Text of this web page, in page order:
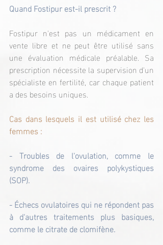
Quand Fostipur est-il prescrit ?
Fostipur n'est pas un médicament en
vente libre et ne peut être utilisé sans
une évaluation médicale préalable. Sa
prescription nécessite la supervision d'un
spécialiste en fertilité, car chaque patient
a des besoins uniques.
Cas dans lesquels il est utilisé chez les
femmes :
- Troubles de l'ovulation, comme le
syndrome des ovaires polykystiques
(SOP).
- Échecs ovulatoires qui ne répondent pas
à d'autres traitements plus basiques,
comme le citrate de clomifène.